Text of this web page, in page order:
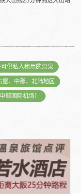
供私人租用的温泉
屋、中部、北陆地区
部国际机场）